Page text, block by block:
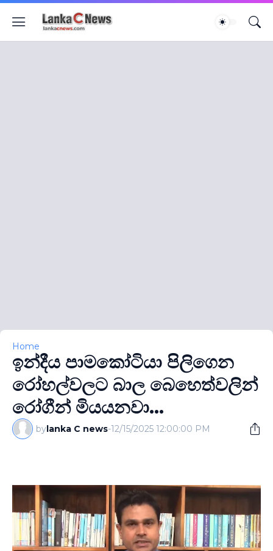
Home
ඉන්දීය පාමකෝටියා පිලිගෙන
රෝහල්වලට බාල බෙහෙත්වලින්
රෝගීන් මියයනවා...
bylanka C news-12/15/2025 12:00:00 PM